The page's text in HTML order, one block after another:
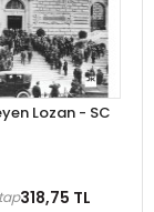
Lozan - SC
318,75 TL